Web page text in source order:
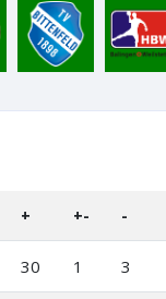
+ +- -
30 1 3